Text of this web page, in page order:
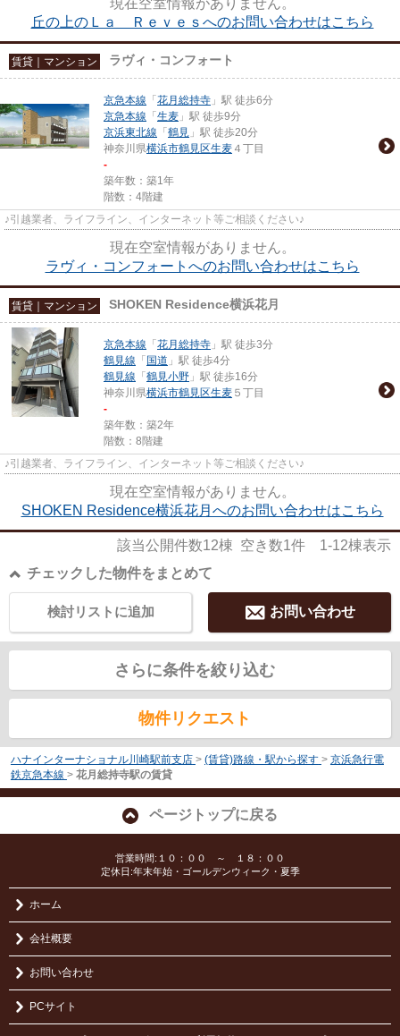
現在空室情報がありません。
丘の上のＬａ Ｒｅｖｅｓへのお問い合わせはこちら
賃貸｜マンション ラヴィ・コンフォート
京急本線 「 花月総持寺 」駅 徒歩6分
京急本線 「 生麦 」駅 徒歩9分
京浜東北線 「 鶴見 」駅 徒歩20分
神奈川県横浜市鶴見区生麦 ４丁目
-
築年数：築1年
階数：4階建
♪引越業者、ライフライン、インターネット等ご相談ください♪
現在空室情報がありません。
ラヴィ・コンフォートへのお問い合わせはこちら
賃貸｜マンション SHOKEN Residence横浜花月
京急本線 「 花月総持寺 」駅 徒歩3分
鶴見線 「 国道 」駅 徒歩4分
鶴見線 「 鶴見小野 」駅 徒歩16分
神奈川県横浜市鶴見区生麦 ５丁目
-
築年数：築2年
階数：8階建
♪引越業者、ライフライン、インターネット等ご相談ください♪
現在空室情報がありません。
SHOKEN Residence横浜花月へのお問い合わせはこちら
該当公開件数12棟 空き数1件 1-12棟表示
チェックした物件をまとめて
お問い合わせ
検討リストに追加
さらに条件を絞り込む
物件リクエスト
ハナインターナショナル川崎駅前支店 > (賃貸)路線・駅から探す > 京浜急行電
鉄京急本線 > 花月総持寺駅の賃貸
ページトップに戻る
営業時間:１０：００ ～ １８：００
定休日:年末年始・ゴールデンウィーク・夏季
ホーム
会社概要
お問い合わせ
PCサイト